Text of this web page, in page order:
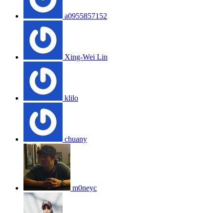
a0955857152
Xing-Wei Lin
klilo
chuany
m0neyc